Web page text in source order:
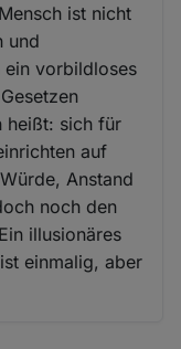
ist nicht
und
ein vorbildloses
heißt: sich für
auf
Anstand
noch den
illusionäres
einmalig, aber